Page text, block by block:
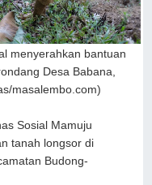
menyerahkan bantuan
Desa Babana,
masalembo.com)
Sosial Mamuju
tanah longsor di
Budong-